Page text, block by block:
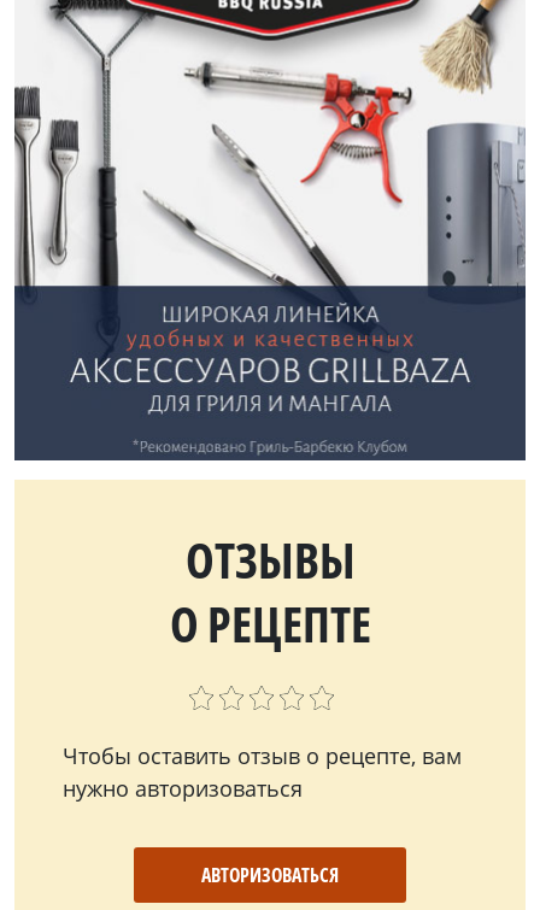
ОТЗЫВЫ
О РЕЦЕПТЕ
Чтобы оставить отзыв о рецепте, вам
нужно авторизоваться
АВТОРИЗОВАТЬСЯ